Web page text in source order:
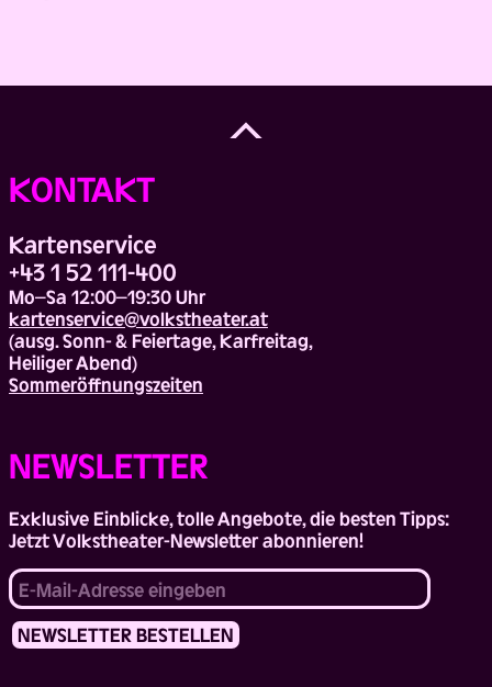
Back
to
KONTAKT
Kartenservice
+43 1 52 111-400
Mo–Sa 12:00–19:30 Uhr
kartenservice@volkstheater.at
(ausg. Sonn- & Feiertage, Karfreitag,
Heiliger Abend)
Sommeröffnungszeiten
NEWSLETTER
Exklusive Einblicke, tolle Angebote, die besten Tipps:
Jetzt Volkstheater-Newsletter abonnieren!